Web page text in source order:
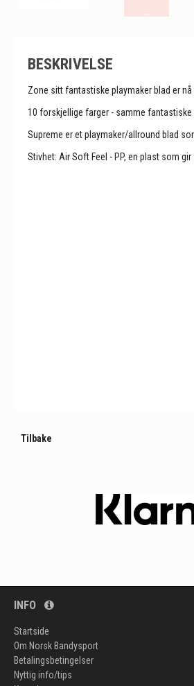
BESKRIVELSE
Zone sitt fantastiske playmaker blad er
10 forskjellige farger - samme fantastiske
Supreme er et playmaker/allround blad
Stivhet: Air Soft Feel - PP, en plast som
Tilbake
INFO
Startside
Om Norsk Bandysport
Betalingsbetingelser
Nyttig info/tips